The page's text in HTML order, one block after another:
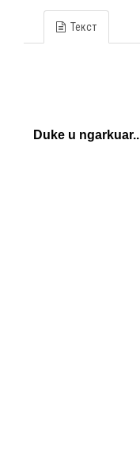
Текст